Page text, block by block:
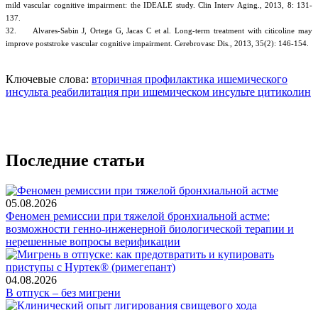
mild vascular cognitive impairment: the IDEALE study. Clin Interv Aging., 2013, 8: 131-
137.
32. Alvares-Sabin J, Ortega G, Jacas C et al. Long-term treatment with citicoline may
improve poststroke vascular cognitive impairment. Cerebrovasc Dis., 2013, 35(2): 146-154.
Ключевые слова: вторичная профилактика ишемического
инсульта реабилитация при ишемическом инсульте цитиколин
Последние статьи
05.08.2026
Феномен ремиссии при тяжелой бронхиальной астме:
возможности генно-инженерной биологической терапии и
нерешенные вопросы верификации
04.08.2026
В отпуск – без мигрени